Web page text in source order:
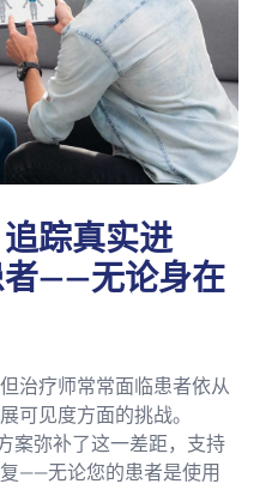
踪真实进
者——无论身在
治疗师常常面临患者依从
可见度方面的挑战。
案弥补了这一差距，支持
——无论您的患者是使用